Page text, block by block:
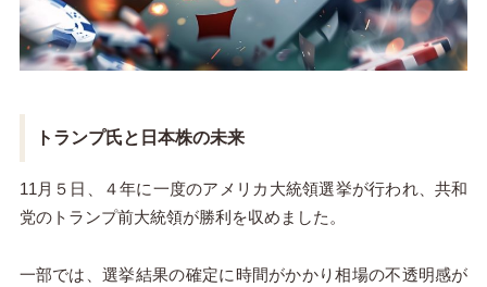
トランプ氏と日本株の未来
11月５日、４年に一度のアメリカ大統領選挙が行われ、共和
党のトランプ前大統領が勝利を収めました。
一部では、選挙結果の確定に時間がかかり相場の不透明感が